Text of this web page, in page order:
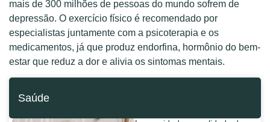
mais de 300 milhões de pessoas do mundo sofrem de
depressão. O exercício físico é recomendado por
especialistas juntamente com a psicoterapia e os
medicamentos, já que produz endorfina, hormônio do bem-
estar que reduz a dor e alivia os sintomas mentais.
Saúde